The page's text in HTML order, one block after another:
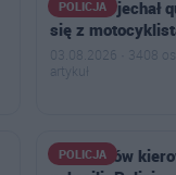
POLICJA
11-latek jechał
się z
03.08.2026 · 3408
artykuł
POLICJA
U sąsiadów